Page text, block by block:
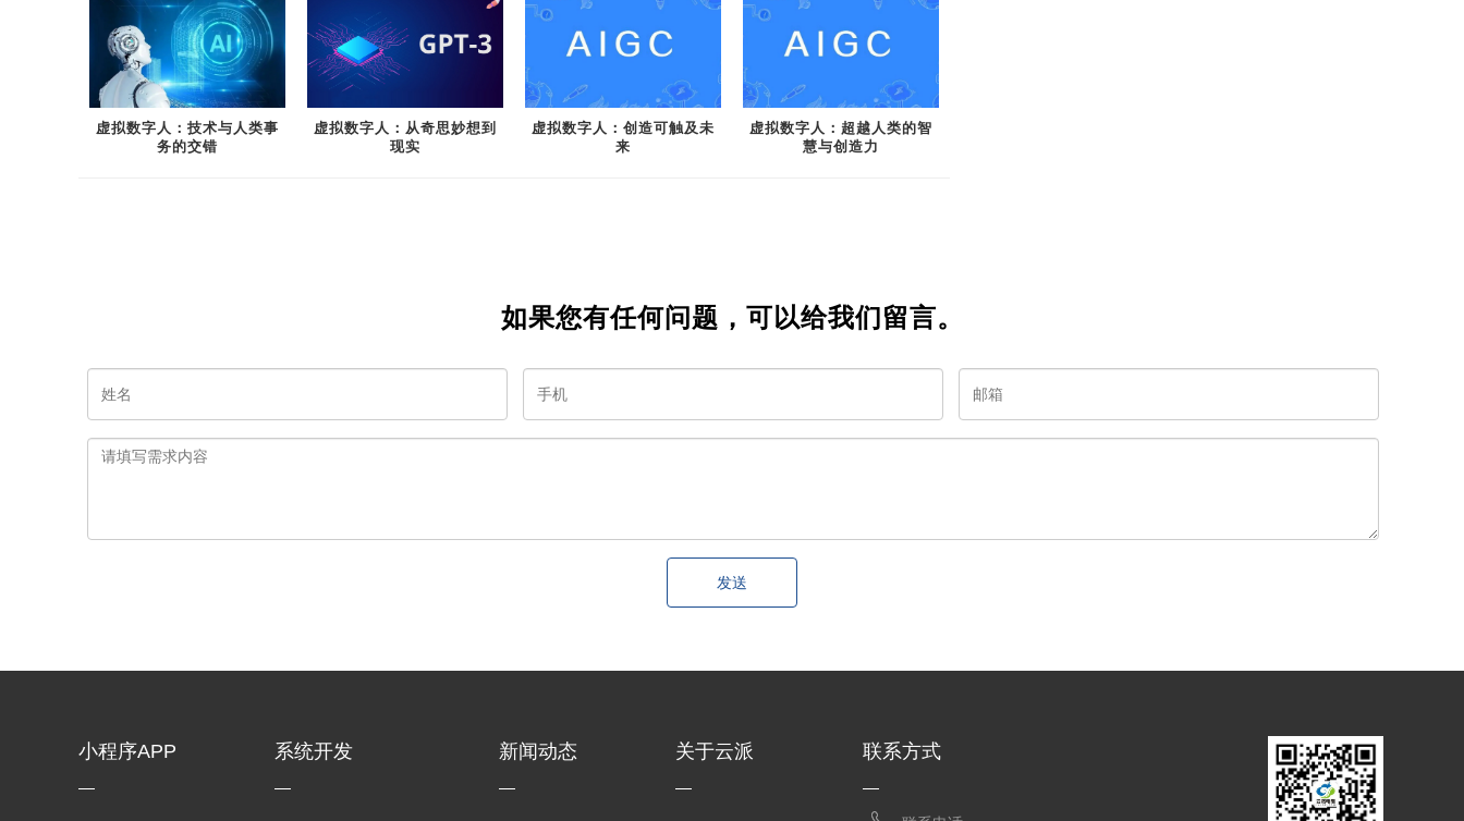
虚拟数字人：技术与人类事
务的交错
虚拟数字人：从奇思妙想到
现实
虚拟数字人：创造可触及未
来
虚拟数字人：超越人类的智
慧与创造力
如果您有任何问题，可以给我们留言。
发送
小程序APP 系统开发 新闻动态 关于云派 联系方式